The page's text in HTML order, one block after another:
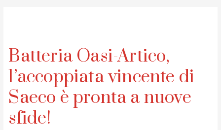
Batteria Oasi-Artico,
l’accoppiata vincente di
Saeco è pronta a nuove
sfide!